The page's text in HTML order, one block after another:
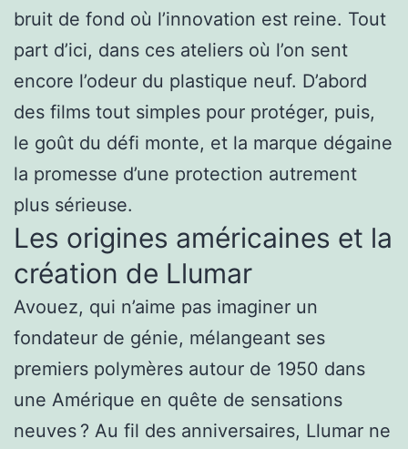
bruit de fond où l’innovation est reine. Tout
part d’ici, dans ces ateliers où l’on sent
encore l’odeur du plastique neuf. D’abord
des films tout simples pour protéger, puis,
le goût du défi monte, et la marque dégaine
la promesse d’une protection autrement
plus sérieuse.
Les origines américaines et la
création de Llumar
Avouez, qui n’aime pas imaginer un
fondateur de génie, mélangeant ses
premiers polymères autour de 1950 dans
une Amérique en quête de sensations
neuves ? Au fil des anniversaires, Llumar ne